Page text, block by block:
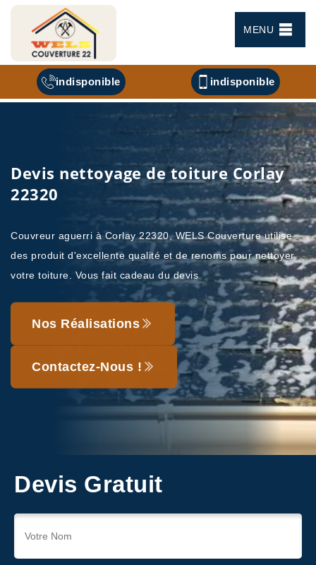
MENU
indisponible indisponible
Devis nettoyage de toiture Corlay
22320
Couvreur aguerri à Corlay 22320, WELS Couverture utilise
des produit d'excellente qualité et de renoms pour nettoyer
votre toiture. Vous fait cadeau du devis
Nos Réalisations
Contactez-Nous !
Devis Gratuit